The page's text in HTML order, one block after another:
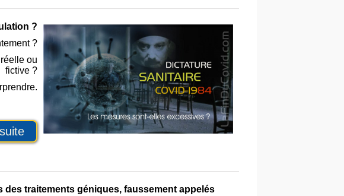
?
?
ou
fictive ?
des traitements géniques, faussement appelés